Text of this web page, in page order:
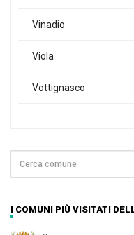
Vinadio
Viola
Vottignasco
I COMUNI PIÙ VISITATI